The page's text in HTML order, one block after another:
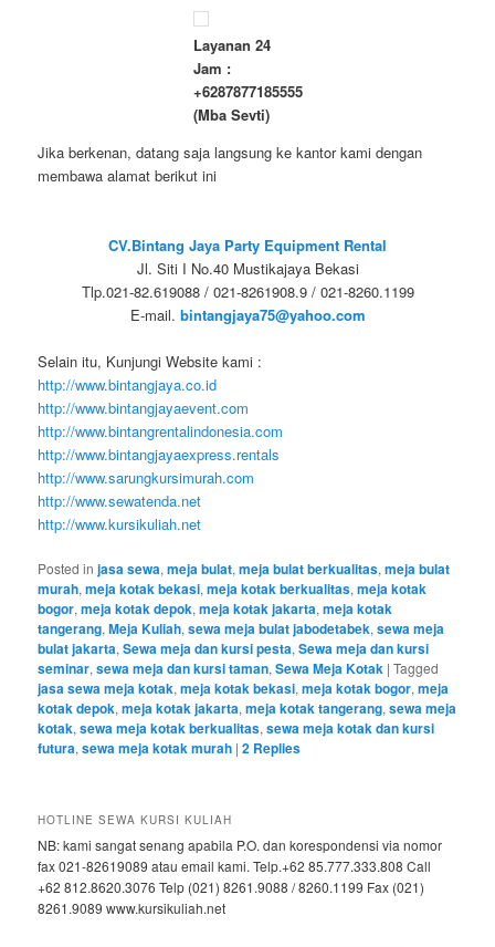
Layanan 24
Jam :
+6287877185555
(Mba Sevti)
Jika berkenan, datang saja langsung ke kantor kami dengan
membawa alamat berikut ini
CV.Bintang Jaya Party Equipment Rental
Jl. Siti I No.40 Mustikajaya Bekasi
Tlp.021-82.619088 / 021-8261908.9 / 021-8260.1199
E-mail. bintangjaya75@yahoo.com
Selain itu, Kunjungi Website kami :
http://www.bintangjaya.co.id
http://www.bintangjayaevent.com
http://www.bintangrentalindonesia.com
http://www.bintangjayaexpress.rentals
http://www.sarungkursimurah.com
http://www.sewatenda.net
http://www.kursikuliah.net
Posted in jasa sewa,meja bulat,meja bulat berkualitas,meja bulat
murah,meja kotak bekasi,meja kotak berkualitas,meja kotak
bogor,meja kotak depok,meja kotak jakarta,meja kotak
tangerang,Meja Kuliah,sewa meja bulat jabodetabek,sewa meja
bulat jakarta,Sewa meja dan kursi pesta,Sewa meja dan kursi
seminar,sewa meja dan kursi taman,Sewa Meja Kotak |Tagged
jasa sewa meja kotak,meja kotak bekasi,meja kotak bogor,meja
kotak depok,meja kotak jakarta,meja kotak tangerang,sewa meja
kotak,sewa meja kotak berkualitas,sewa meja kotak dan kursi
futura,sewa meja kotak murah |2 Replies
HOTLINE SEWA KURSI KULIAH
NB: kami sangat senang apabila P.O. dan korespondensi via nomor
fax 021-82619089 atau email kami. Telp.+62 85.777.333.808 Call
+62 812.8620.3076 Telp (021) 8261.9088 / 8260.1199 Fax (021)
8261.9089 www.kursikuliah.net